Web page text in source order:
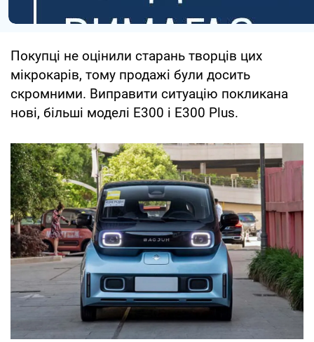
Покупці не оцінили старань творців цих
мікрокарів, тому продажі були досить
скромними. Виправити ситуацію покликана
нові, більші моделі Е300 і Е300 Plus.